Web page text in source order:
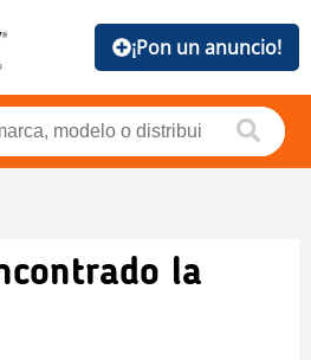
¡Pon un anuncio!
la